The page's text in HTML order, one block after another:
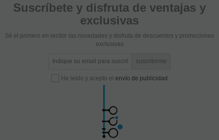
Suscríbete y disfruta de ventajas y
exclusivas
Sé el primero en recibir las novedades y disfruta de descuentos y promociones
exclusivas
He leído y acepto el envío de publicidad